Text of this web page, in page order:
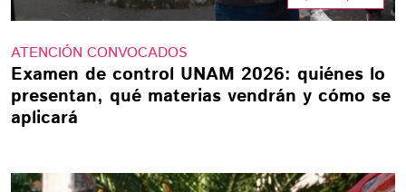
ATENCIÓN CONVOCADOS
Examen de control UNAM 2026: quiénes lo
presentan, qué materias vendrán y cómo se
aplicará